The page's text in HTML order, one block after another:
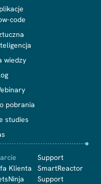
code
wiedzy
pobrania
studies
Klienta
Support
SmartReactor
Support